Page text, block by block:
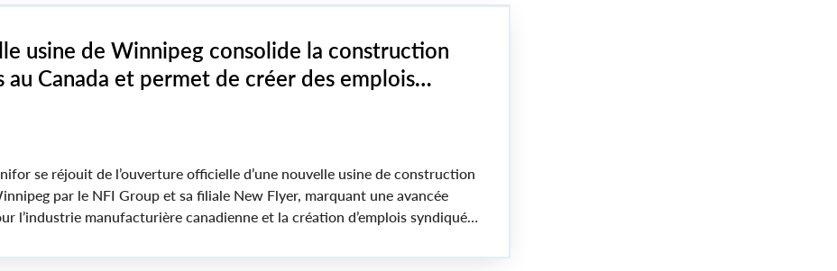
usine de Winnipeg consolide la construction
au Canada et permet de créer des emplois
se réjouit de l’ouverture officielle d’une nouvelle usine de construction
par le NFI Group et sa filiale New Flyer, marquant une avancée
l’industrie manufacturière canadienne et la création d’emplois syndiqués